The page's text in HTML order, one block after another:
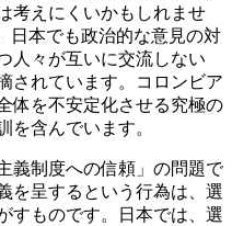
考えにくいかもしれませ
日本でも政治的な意見の対
人々が互いに交流しない
されています。コロンビア
体を不安定化させる究極の
を含んでいます。
義制度への信頼」の問題で
を呈するという行為は、選
すものです。日本では、選